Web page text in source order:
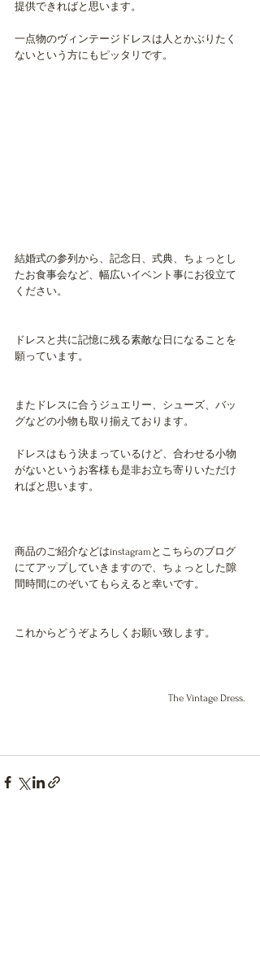
提供できればと思います。
一点物のヴィンテージドレスは人とかぶりたく
ないという方にもピッタリです。
結婚式の参列から、記念日、式典、ちょっとし
たお食事会など、幅広いイベント事にお役立て
ください。
ドレスと共に記憶に残る素敵な日になることを
願っています。
またドレスに合うジュエリー、シューズ、バッ
グなどの小物も取り揃えております。
ドレスはもう決まっているけど、合わせる小物
がないというお客様も是非お立ち寄りいただけ
ればと思います。
商品のご紹介などはinstagramとこちらのブログ
にてアップしていきますので、ちょっとした隙
間時間にのぞいてもらえると幸いです。
これからどうぞよろしくお願い致します。
The Vintage Dress.